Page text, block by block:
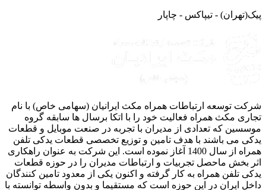
- تیپاکس - چاپار
توسعه ارتباطات همراه مکث ایرانیان (سهامی خاص) با نام
مکث همراه فعالیت خود را با اتکا برسال ها سابقه گروه
که تعدادی از مدیران با تجربه در صنعت موبایل و قطعات
می باشند با هدف تامین و توزیع تخصصی قطعات یدکی تلفن
همراه از سال 1400 آغاز نموده است. این شرکت به عنوان راهکاری
بخش ماحصل تجربیات و ارتباطات مدیران را در حوزه قطعات
تلفن همراه به کار گرفته و اکنون یکی از معدود تامین کنندگان
ایران در این حوزه است که مستقیما و بدون واسطه توانسته با